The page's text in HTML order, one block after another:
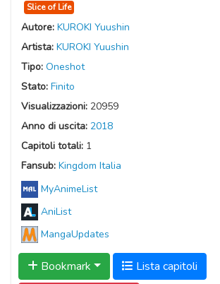
Slice of Life
Autore: KUROKI Yuushin
Artista: KUROKI Yuushin
Tipo: Oneshot
Stato: Finito
Visualizzazioni: 20959
Anno di uscita: 2018
Capitoli totali: 1
Fansub: Kingdom Italia
MyAnimeList
AniList
MangaUpdates
Bookmark
Lista capitoli